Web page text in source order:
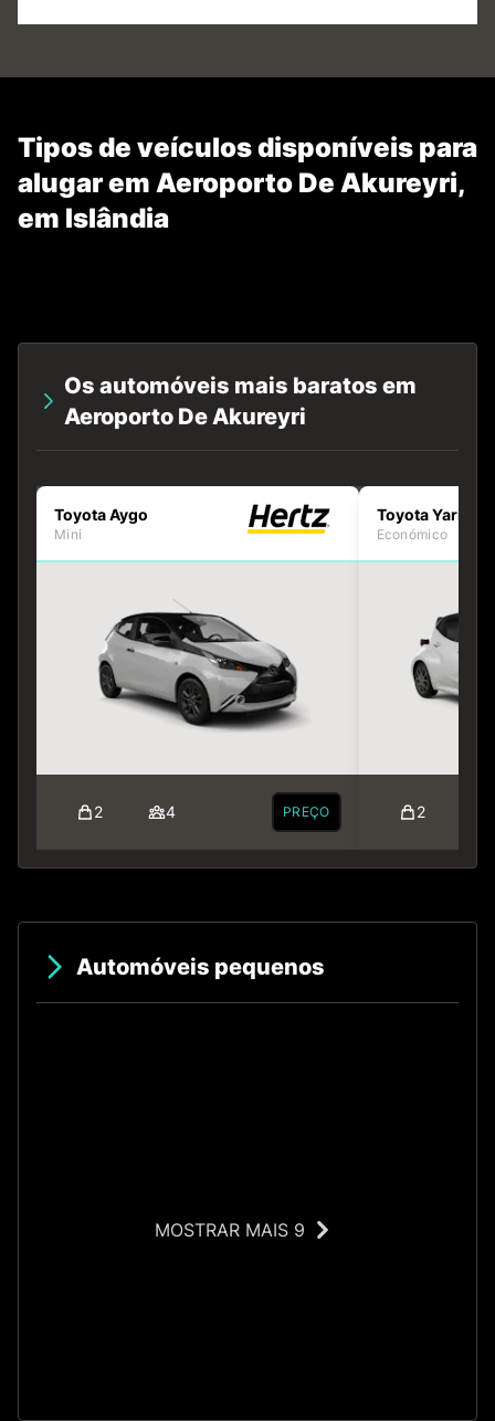
Tipos de veículos disponíveis para
alugar em Aeroporto De Akureyri,
em Islândia
Os automóveis mais baratos em
Aeroporto De Akureyri
Toyota Aygo
Mini
2 4 PREÇO
Toyota Yaris
Económico
2
Automóveis pequenos
MOSTRAR MAIS 9